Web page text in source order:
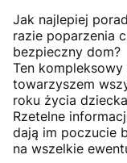
Jak najlepiej
razie poparzenia
bezpieczny dom?
Ten
towarzyszem
roku życia
Rzetelne
dają im poczucie
na wszelkie